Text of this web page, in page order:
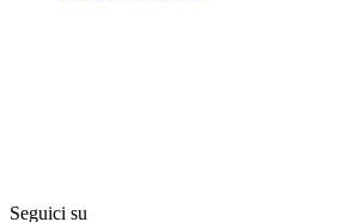
Seguici su